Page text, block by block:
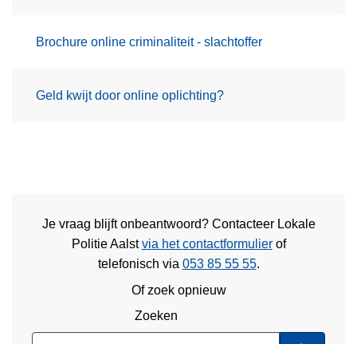
Brochure online criminaliteit - slachtoffer
Geld kwijt door online oplichting?
Je vraag blijft onbeantwoord? Contacteer Lokale
Politie Aalstvia het contactformulierof
telefonisch via 053 85 55 55.
Of zoek opnieuw
Zoeken